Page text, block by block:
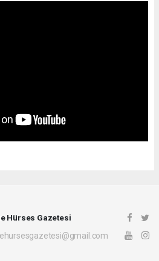
Hürses Gazetesi